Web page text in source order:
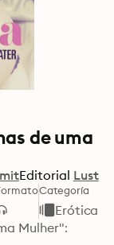
de uma
Editorial Lust
Categoría
Erótica
Mulher":